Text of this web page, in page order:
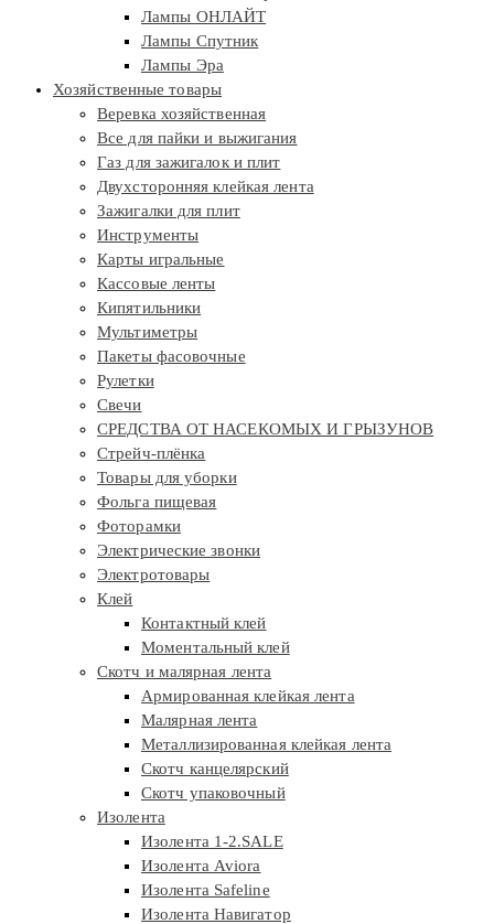
Лампы ОНЛАЙТ
Лампы Спутник
Лампы Эра
Хозяйственные товары
Веревка хозяйственная
Все для пайки и выжигания
Газ для зажигалок и плит
Двухсторонняя клейкая лента
Зажигалки для плит
Инструменты
Карты игральные
Кассовые ленты
Кипятильники
Мультиметры
Пакеты фасовочные
Рулетки
Свечи
СРЕДСТВА ОТ НАСЕКОМЫХ И ГРЫЗУНОВ
Стрейч-плёнка
Товары для уборки
Фольга пищевая
Фоторамки
Электрические звонки
Электротовары
Клей
Контактный клей
Моментальный клей
Скотч и малярная лента
Армированная клейкая лента
Малярная лента
Металлизированная клейкая лента
Скотч канцелярский
Скотч упаковочный
Изолента
Изолента 1-2.SALE
Изолента Aviora
Изолента Safeline
Изолента Навигатор